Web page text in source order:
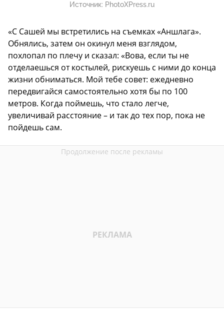
Источник: PhotoXPress.ru
«С Сашей мы встретились на съемках «Аншлага».
Обнялись, затем он окинул меня взглядом,
похлопал по плечу и сказал: «Вова, если ты не
отделаешься от костылей, рискуешь с ними до конца
жизни обниматься. Мой тебе совет: ежедневно
передвигайся самостоятельно хотя бы по 100
метров. Когда поймешь, что стало легче,
увеличивай расстояние – и так до тех пор, пока не
пойдешь сам.